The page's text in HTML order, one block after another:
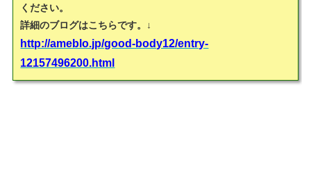
ください。
詳細のブログはこちらです。↓
http://ameblo.jp/good-body12/entry-
12157496200.html